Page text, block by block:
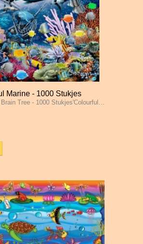
Marine - 1000 Stukjes
Tree - 1000 Stukjes'Colourful…